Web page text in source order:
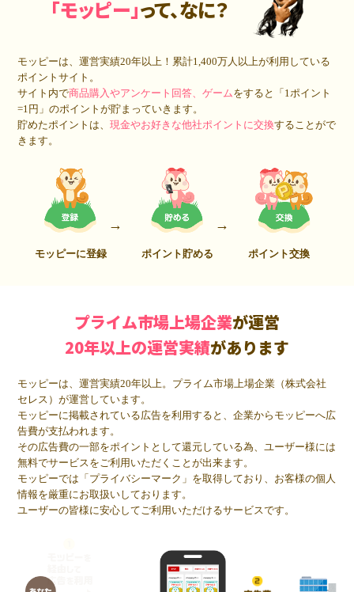
「モッピー」って、なに？
モッピーは、運営実績20年以上！累計1,400万人 以上が利用している
ポイントサイト。
サイト内で商品購入やアンケート回答、ゲームをすると「1ポイント
=1円」のポイントが貯まっていきます。
貯めたポイントは、現金やお好きな他社ポイントに交換することがで
きます。
モッピーに登録 ポイント貯める ポイント交換
プライム市場上場企業が運営
20年以上の運営実績があります
モッピーは、運営実績20年以上。プライム市場上場企業（株式会社
セレス）が運営しています。
モッピーに掲載されている広告を利用すると、企業からモッピーへ広
告費が支払われます。
その広告費の一部をポイントとして還元している為、ユーザー様には
無料でサービスをご利用いただくことが出来ます。
モッピーでは「プライバシーマーク」を取得しており、お客様の個人
情報を厳重にお取扱いしております。
ユーザーの皆様に安心してご利用いただけるサービスです。